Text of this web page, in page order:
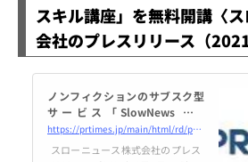
けでなく、小学館や集英社などの
大手出版社も参入し、群雄割拠の
時代に。市場の拡大に比例して、
苛烈する...
スキル講座」を無料開講〈
会社のプレスリリース（
ノンフィクションのサブスク型
サービス「SlowNews」が
ジャーナリスト向けの「調査報
道スキル講座」を無料開講
https://prtimes.jp/main/html/rd/p/000000020.000073405.html
スローニュース株式会社のプレス